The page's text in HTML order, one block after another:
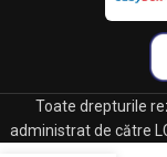
Toate drepturile
administrat de către